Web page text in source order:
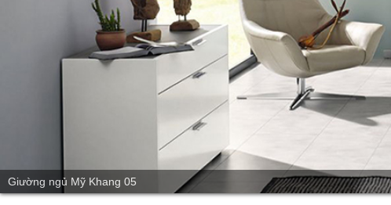
Giường ngủ Mỹ Khang 05